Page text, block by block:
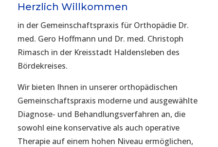
Herzlich Willkommen
in der Gemeinschaftspraxis für Orthopädie Dr.
med. Gero Hoffmann und Dr. med. Christoph
Rimasch in der Kreisstadt Haldensleben des
Bördekreises.
Wir bieten Ihnen in unserer orthopädischen
Gemeinschaftspraxis moderne und ausgewählte
Diagnose- und Behandlungsverfahren an, die
sowohl eine konservative als auch operative
Therapie auf einem hohen Niveau ermöglichen,